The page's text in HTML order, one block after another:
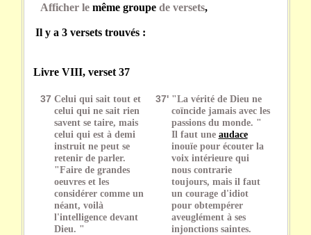
Afficher le même groupede versets,
Il y a 3 versets trouvés :
Livre VIII, verset 37
37 Celui qui sait tout et
celui qui ne sait rien
savent se taire, mais
celui qui est à demi
instruit ne peut se
retenir de parler.
"Faire de grandes
oeuvres et les
considérer comme un
néant, voilà
l'intelligence devant
Dieu. "
37' "La vérité de Dieu ne
coïncide jamais avec les
passions du monde. "
Il faut une audace
inouïe pour écouter la
voix intérieure qui
nous contrarie
toujours, mais il faut
un courage d'idiot
pour obtempérer
aveuglément à ses
injonctions saintes.